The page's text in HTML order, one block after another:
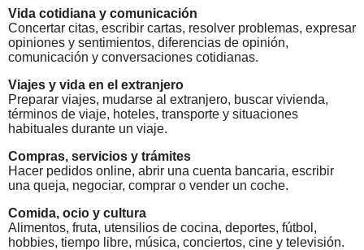
Vida cotidiana y comunicación
Concertar citas, escribir cartas, resolver problemas, expresar
opiniones y sentimientos, diferencias de opinión,
comunicación y conversaciones cotidianas.
Viajes y vida en el extranjero
Preparar viajes, mudarse al extranjero, buscar vivienda,
términos de viaje, hoteles, transporte y situaciones
habituales durante un viaje.
Compras, servicios y trámites
Hacer pedidos online, abrir una cuenta bancaria, escribir
una queja, negociar, comprar o vender un coche.
Comida, ocio y cultura
Alimentos, fruta, utensilios de cocina, deportes, fútbol,
hobbies, tiempo libre, música, conciertos, cine y televisión.